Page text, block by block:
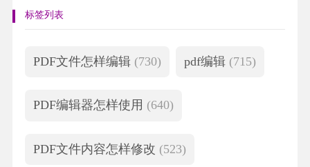
标签列表
PDF文件怎样编辑 (730) pdf编辑 (715)
PDF编辑器怎样使用 (640)
PDF文件内容怎样修改 (523)